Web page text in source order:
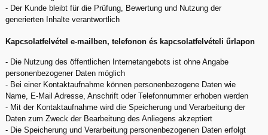
- Der Kunde bleibt für die Prüfung, Bewertung und Nutzung der
generierten Inhalte verantwortlich
Kapcsolatfelvétel e-mailben, telefonon és kapcsolatfelvételi űrlapon
- Die Nutzung des öffentlichen Internetangebots ist ohne Angabe
personenbezogener Daten möglich
- Bei einer Kontaktaufnahme können personenbezogene Daten wie
Name, E-Mail Adresse, Anschrift oder Telefonnummer erhoben werden
- Mit der Kontaktaufnahme wird die Speicherung und Verarbeitung der
Daten zum Zweck der Bearbeitung des Anliegens akzeptiert
- Die Speicherung und Verarbeitung personenbezogenen Daten erfolgt